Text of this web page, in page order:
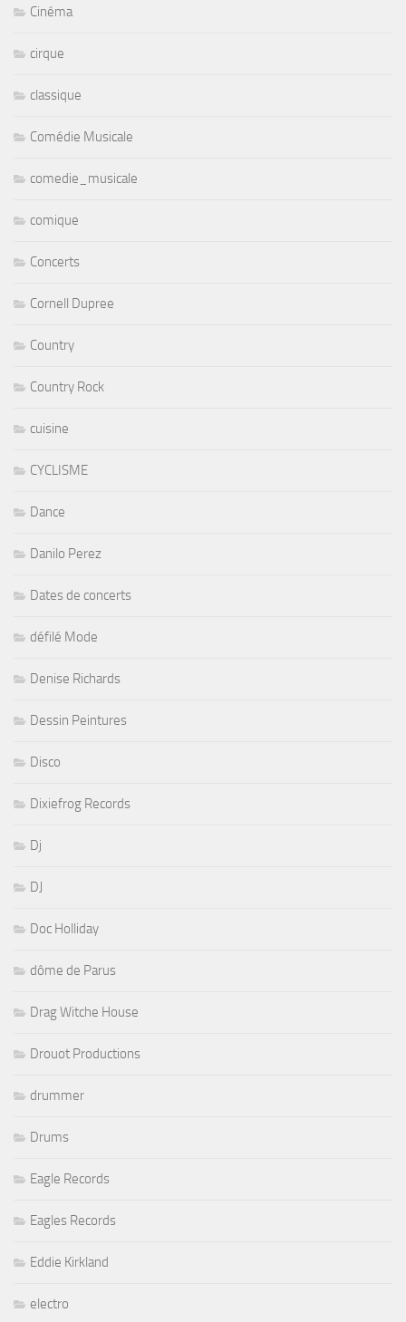
Cinéma
cirque
classique
Comédie Musicale
comedie_musicale
comique
Concerts
Cornell Dupree
Country
Country Rock
cuisine
CYCLISME
Dance
Danilo Perez
Dates de concerts
défilé Mode
Denise Richards
Dessin Peintures
Disco
Dixiefrog Records
Dj
DJ
Doc Holliday
dôme de Parus
Drag Witche House
Drouot Productions
drummer
Drums
Eagle Records
Eagles Records
Eddie Kirkland
electro